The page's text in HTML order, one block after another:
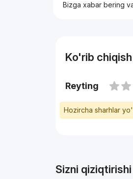
Bizga xabar bering
Ko'rib
Reyting
Hozircha sharhlar
Sizni